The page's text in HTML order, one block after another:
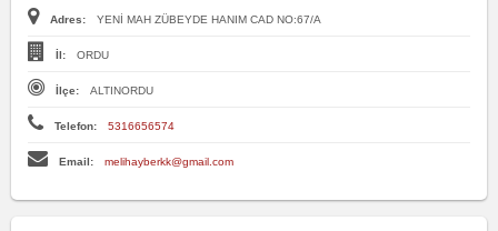
Adres: YENİ MAH ZÜBEYDE HANIM CAD NO:67/A
İl: ORDU
İlçe: ALTINORDU
Telefon: 5316656574
Email: melihayberkk@gmail.com